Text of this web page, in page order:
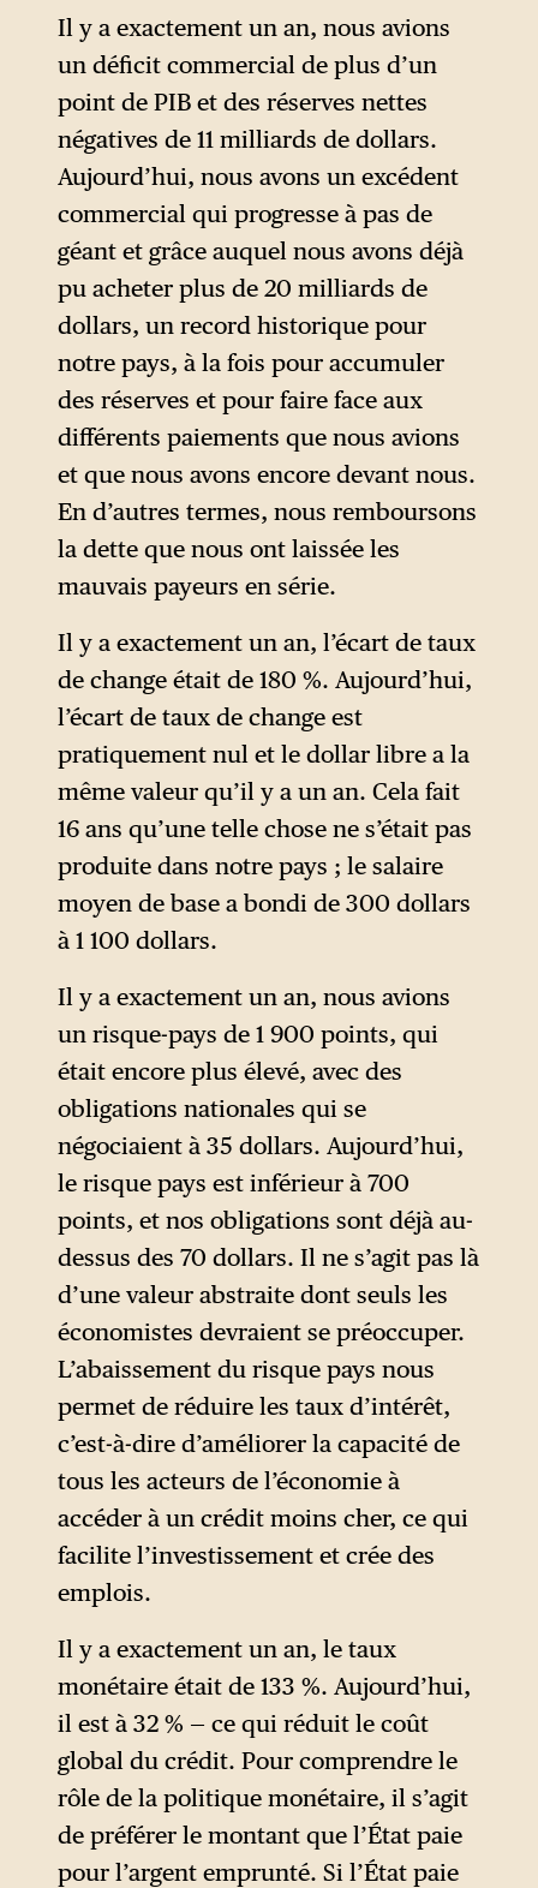
Il y a exactement un an, nous avions
un déficit commercial de plus d’un
point de PIB et des réserves nettes
négatives de 11 milliards de dollars.
Aujourd’hui, nous avons un excédent
commercial qui progresse à pas de
géant et grâce auquel nous avons déjà
pu acheter plus de 20 milliards de
dollars, un record historique pour
notre pays, à la fois pour accumuler
des réserves et pour faire face aux
différents paiements que nous avions
et que nous avons encore devant nous.
En d’autres termes, nous remboursons
la dette que nous ont laissée les
mauvais payeurs en série.
Il y a exactement un an, l’écart de taux
de change était de 180 %. Aujourd’hui,
l’écart de taux de change est
pratiquement nul et le dollar libre a la
même valeur qu’il y a un an. Cela fait
16 ans qu’une telle chose ne s’était pas
produite dans notre pays ; le salaire
moyen de base a bondi de 300 dollars
à 1 100 dollars.
Il y a exactement un an, nous avions
un risque-pays de 1 900 points, qui
était encore plus élevé, avec des
obligations nationales qui se
négociaient à 35 dollars. Aujourd’hui,
le risque pays est inférieur à 700
points, et nos obligations sont déjà au-
dessus des 70 dollars. Il ne s’agit pas là
d’une valeur abstraite dont seuls les
économistes devraient se préoccuper.
L’abaissement du risque pays nous
permet de réduire les taux d’intérêt,
c’est-à-dire d’améliorer la capacité de
tous les acteurs de l’économie à
accéder à un crédit moins cher, ce qui
facilite l’investissement et crée des
emplois.
Il y a exactement un an, le taux
monétaire était de 133 %. Aujourd’hui,
il est à 32 % — ce qui réduit le coût
global du crédit. Pour comprendre le
rôle de la politique monétaire, il s’agit
de préférer le montant que l’État paie
pour l’argent emprunté. Si l’État paie